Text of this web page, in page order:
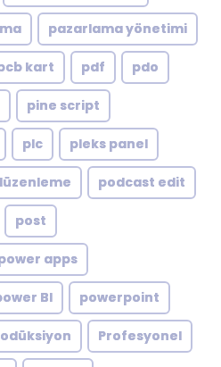
pazarlama yönetimi
kart pdf pdo
pine script
plc pleks panel
podcast edit
post
apps
BI powerpoint
Profesyonel